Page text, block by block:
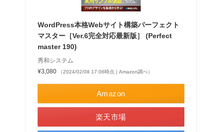
WordPress本格Webサイト構築パーフェクト
マスター［Ver.6完全対応最新版］ (Perfect
master 190)
秀和システム
¥3,080
（2024/02/08 17:06時点 | Amazon調べ）
Amazon
楽天市場